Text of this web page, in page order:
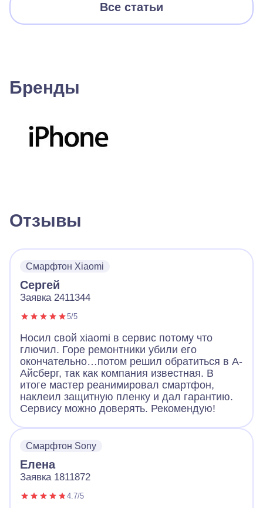
Все статьи
Бренды
Отзывы
Смарфтон Xiaomi
Сергей
Заявка 2411344
5/5
Носил свой xiaomi в сервис потому что
глючил. Горе ремонтники убили его
окончательно…потом решил обратиться в А-
Айсберг, так как компания известная. В
итоге мастер реанимировал смартфон,
наклеил защитную пленку и дал гарантию.
Сервису можно доверять. Рекомендую!
Смарфтон Sony
Елена
Заявка 1811872
4.7/5